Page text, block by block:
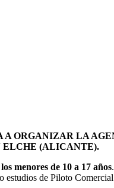
A ORGANIZAR LA
ELCHE (ALICANTE).
menores de 10 a 17 años
estudios de Piloto